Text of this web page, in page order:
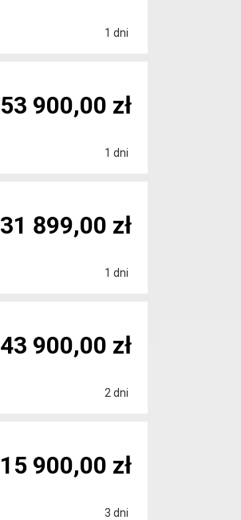
1 dni
1 dni
53 900,00 zł
1 dni
31 899,00 zł
2 dni
43 900,00 zł
3 dni
15 900,00 zł